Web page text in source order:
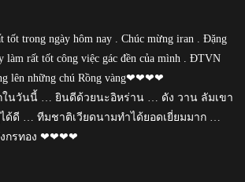
tốt trong ngày hôm nay . Chúc mừng iran . Đặng
làm rất tốt công việc gác đền của mình . ĐTVN
lên những chú Rồng vàng❤❤❤❤
ในวันนี้ … ยินดีด้วยนะอิหร่าน … ดัง วาน ลัมเขา
ด้ดี … ทีมชาติเวียดนามทำได้ยอดเยี่ยมมาก …
งกรทอง ❤❤❤❤